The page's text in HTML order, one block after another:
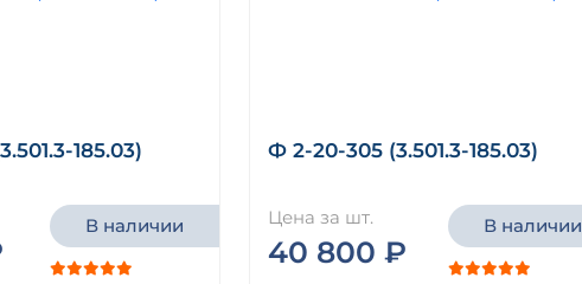
185.03)
В наличии
Ф 2-20-305 (3.501.3-185.03)
Цена за шт.
40 800 ₽
В наличии